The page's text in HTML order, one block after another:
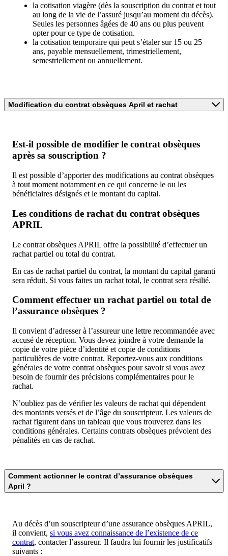
la cotisation viagère (dès la souscription du contrat et tout
au long de la vie de l’assuré jusqu’au moment du décès).
Seules les personnes âgées de 40 ans ou plus peuvent
opter pour ce type de cotisation.
la cotisation temporaire qui peut s’étaler sur 15 ou 25
ans, payable mensuellement, trimestriellement,
semestriellement ou annuellement.
Modification du contrat obsèques April et rachat
Est-il possible de modifier le contrat obsèques
après sa souscription ?
Il est possible d’apporter des modifications au contrat obsèques
à tout moment notamment en ce qui concerne le ou les
bénéficiaires désignés et le montant du capital.
Les conditions de rachat du contrat obsèques
APRIL
Le contrat obsèques APRIL offre la possibilité d’effectuer un
rachat partiel ou total du contrat.
En cas de rachat partiel du contrat, la montant du capital garanti
sera réduit. Si vous faites un rachat total, le contrat sera résilié.
Comment effectuer un rachat partiel ou total de
l’assurance obsèques ?
Il convient d’adresser à l’assureur une lettre recommandée avec
accusé de réception. Vous devez joindre à votre demande la
copie de votre pièce d’identité et copie de conditions
particulières de votre contrat. Reportez-vous aux conditions
générales de votre contrat obsèques pour savoir si vous avez
besoin de fournir des précisions complémentaires pour le
rachat.
N’oubliez pas de vérifier les valeurs de rachat qui dépendent
des montants versés et de l’âge du souscripteur. Les valeurs de
rachat figurent dans un tableau que vous trouverez dans les
conditions générales. Certains contrats obsèques prévoient des
pénalités en cas de rachat.
Comment actionner le contrat d’assurance obsèques
April ?
Au décès d’un souscripteur d’une assurance obsèques APRIL,
il convient, si vous avez connaissance de l’existence de ce
contrat, contacter l’assureur. Il faudra lui fournir les justificatifs
suivants :